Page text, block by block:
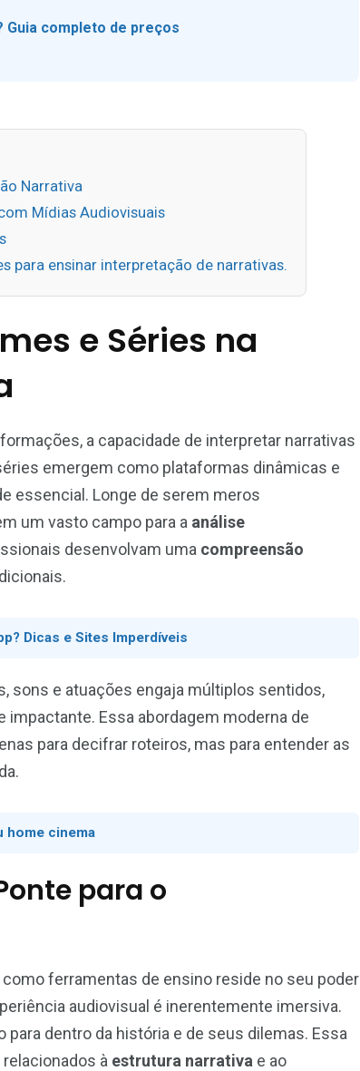
Guia completo de preços
Narrativa
Mídias Audiovisuais
para ensinar interpretação de narrativas.
e Séries na
a capacidade de interpretar narrativas
emergem como plataformas dinâmicas e
essencial. Longe de serem meros
um vasto campo para a análise
desenvolvam uma compreensão
Dicas e Sites Imperdíveis
sons e atuações engaja múltiplos sentidos,
Essa abordagem moderna de
para decifrar roteiros, mas para entender as
home cinema
para o
ferramentas de ensino reside no seu poder
audiovisual é inerentemente imersiva.
dentro da história e de seus dilemas. Essa
à estrutura narrativa e ao